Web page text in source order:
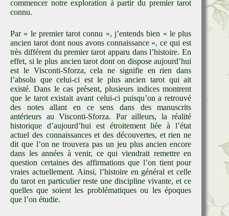
commencer notre exploration à partir du premier tarot
connu.
Par « le premier tarot connu », j’entends bien « le plus
ancien tarot dont nous avons connaissance », ce qui est
très différent du premier tarot apparu dans l’histoire. En
effet, si le plus ancien tarot dont on dispose aujourd’hui
est le Visconti-Sforza, cela ne signifie en rien dans
l’absolu que celui-ci est le plus ancien tarot qui ait
existé. Dans le cas présent, plusieurs indices montrent
que le tarot existait avant celui-ci puisqu’on a retrouvé
des notes allant en ce sens dans des manuscrits
antérieurs au Visconti-Sforza. Par ailleurs, la réalité
historique d’aujourd’hui est étroitement liée à l’état
actuel des connaissances et des découvertes, et rien ne
dit que l’on ne trouvera pas un jeu plus ancien encore
dans les années à venir, ce qui viendrait remettre en
question certaines des affirmations que l’on tient pour
vraies actuellement. Ainsi, l’histoire en général et celle
du tarot en particulier reste une discipline vivante, et ce
quelles que soient les problématiques ou les époques
que l’on étudie.